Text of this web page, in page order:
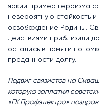
яркий пример героизма
невероятную стойкость
освобождение Родины.
действиями приблизили
остались в памяти
преданности долгу.
Подвиг связистов на
которую заплатил
«ГК Профэлектро»